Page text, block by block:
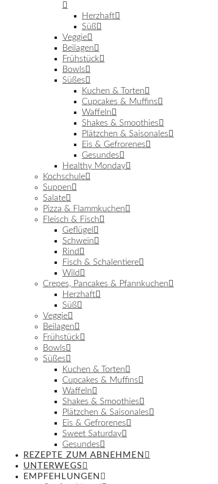
Herzhaft
Süß
Veggie
Beilagen
Frühstück
Bowls
Süßes
Kuchen & Torten
Cupcakes & Muffins
Waffeln
Shakes & Smoothies
Plätzchen & Saisonales
Eis & Gefrorenes
Gesundes
Healthy Monday
Kochschule
Suppen
Salate
Pizza & Flammkuchen
Fleisch & Fisch
Geflügel
Schwein
Rind
Fisch & Schalentiere
Wild
Crepes, Pancakes & Pfannkuchen
Herzhaft
Süß
Veggie
Beilagen
Frühstück
Bowls
Süßes
Kuchen & Torten
Cupcakes & Muffins
Waffeln
Shakes & Smoothies
Plätzchen & Saisonales
Eis & Gefrorenes
Sweet Saturday
Gesundes
REZEPTE ZUM ABNEHMEN
UNTERWEGS
EMPFEHLUNGEN